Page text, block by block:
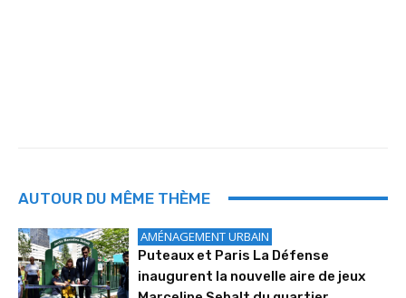
AUTOUR DU MÊME THÈME
AMÉNAGEMENT URBAIN
Puteaux et Paris La Défense
inaugurent la nouvelle aire de jeux